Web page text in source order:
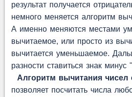
результат получается
немного меняется алгоритм
А именно меняются местами
вычитаемое, или просто из
вычитается уменьшаемое.
разности ставиться знак минус
Алгоритм вычитания чисел
позволяет посчитать числа